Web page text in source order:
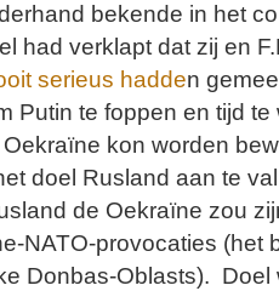
bekende in het
had verklapt dat zij en
serieus hadden
Putin te foppen en tijd
kon worden
doel Rusland aan te
de Oekraïne zou
NATO-provocaties (het
Donbas-Oblasts). Doel